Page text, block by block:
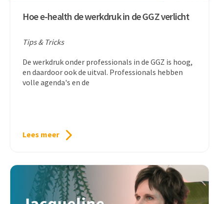
Hoe e-health de werkdruk in de GGZ verlicht
Tips & Tricks
De werkdruk onder professionals in de GGZ is hoog,
en daardoor ook de uitval. Professionals hebben
volle agenda's en de
Lees meer